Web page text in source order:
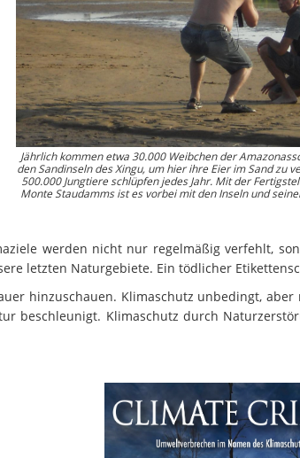
Jährlich kommen etwa 30.000 Weibchen der
den Sandinseln des Xingu, um hier ihre Eier im Sand zu
500.000 Jungtiere schlüpfen jedes Jahr. Mit der
Monte Staudamms ist es vorbei mit den Inseln und
werden nicht nur regelmäßig verfehlt,
letzten Naturgebiete. Ein tödlicher
hinzuschauen. Klimaschutz unbedingt, aber
beschleunigt. Klimaschutz durch